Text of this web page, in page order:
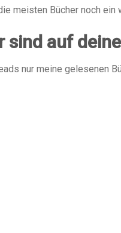
meisten Bücher noch
sind auf
nur meine gelesenen